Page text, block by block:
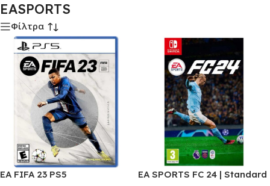
EASPORTS
Φίλτρα
EA FIFA 23 PS5
EA SPORTS FC 24 | Standard